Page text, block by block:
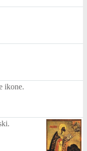
ikone.